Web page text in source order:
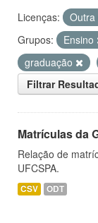
Licenças: Outra
Grupos:
Ensino
graduação
Filtrar
Matrículas da
Relação de
UFCSPA.
CSV ODT